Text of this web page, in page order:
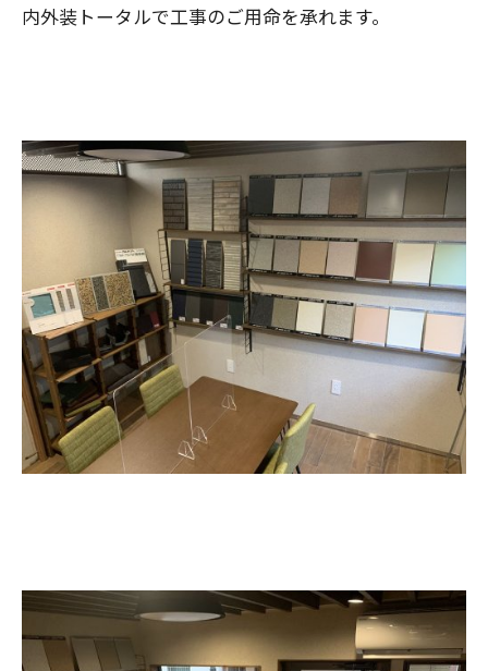
内外装トータルで工事のご用命を承れます。